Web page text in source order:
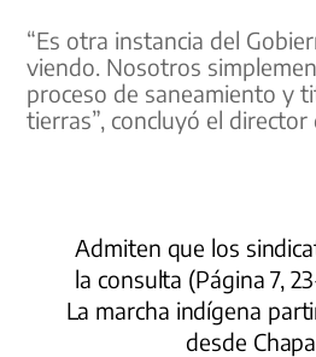
“Es otra instancia del
viendo. Nosotros
proceso de saneamiento y
tierras”, concluyó el director
Admiten que los
la consulta (Página 7,
La marcha indígena
desde